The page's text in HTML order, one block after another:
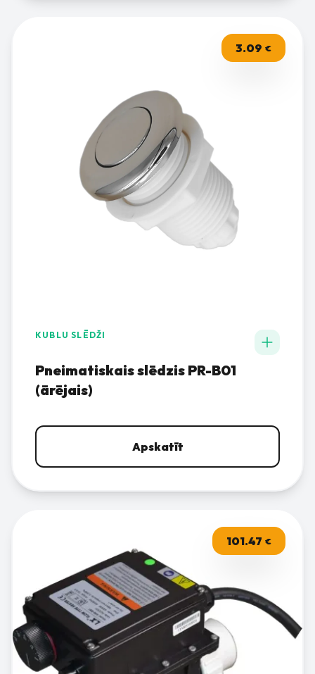
3.09 €
KUBLU SLĒDŽI
Pneimatiskais slēdzis PR-B01
(ārējais)
Apskatīt
101.47 €